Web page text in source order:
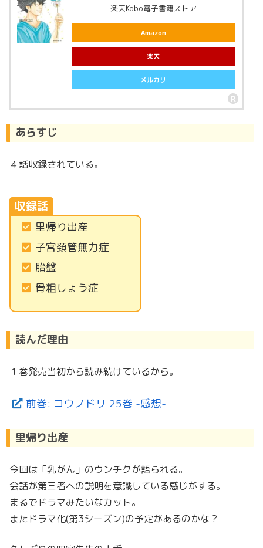
楽天Kobo電子書籍ストア
Amazon
楽天
メルカリ
あらすじ
４話収録されている。
収録話
里帰り出産
子宮頚管無力症
胎盤
骨粗しょう症
読んだ理由
１巻発売当初から読み続けているから。
前巻: コウノドリ 25巻 -感想-
里帰り出産
今回は「乳がん」のウンチクが語られる。
会話が第三者への説明を意識している感じがする。
まるでドラマみたいなカット。
またドラマ化(第3シーズン)の予定があるのかな？